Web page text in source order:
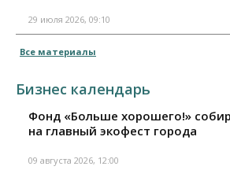
29 июля 2026, 09:10
Все материалы
Бизнес календарь
Фонд «Больше хорошего!»
на главный экофест города
09 августа 2026, 12:00